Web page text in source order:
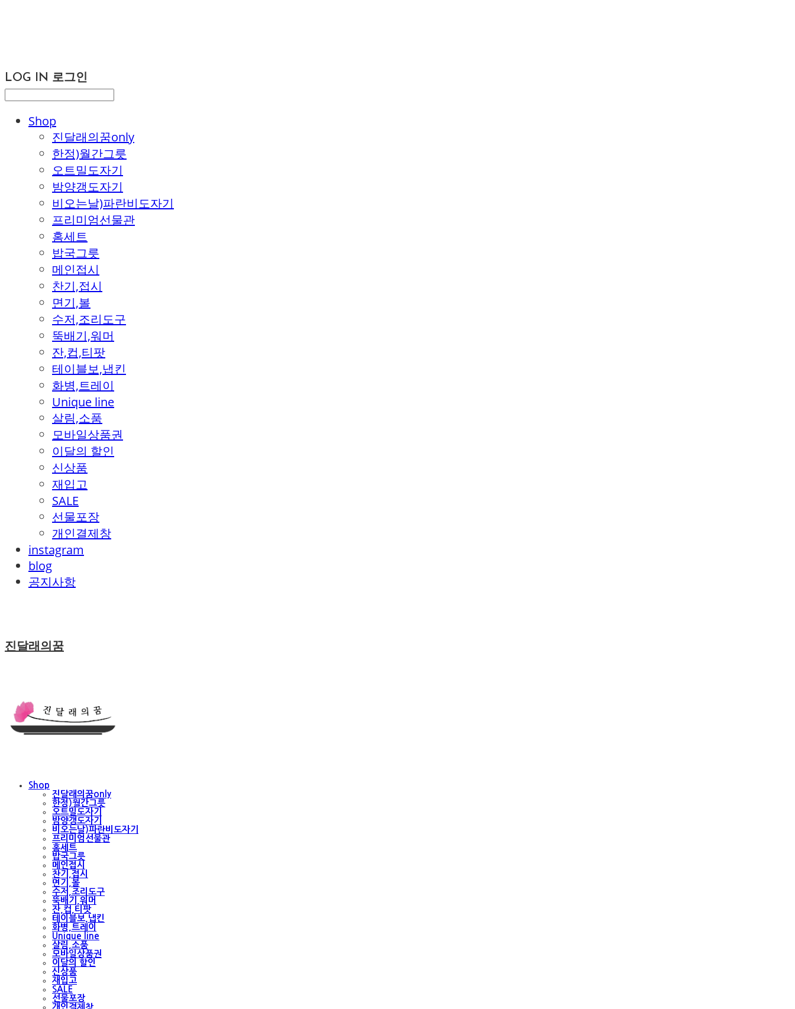
LOG IN 로그인
Shop
진달래의꿈only
한정)월간그릇
오트밀도자기
밤양갱도자기
비오는날)파란비도자기
프리미엄선물관
홈세트
밥국그릇
메인접시
찬기,접시
면기,볼
수저,조리도구
뚝배기,워머
잔,컵,티팟
테이블보,냅킨
화병,트레이
Unique line
살림,소품
모바일상품권
이달의 할인
신상품
재입고
SALE
선물포장
개인결제창
instagram
blog
공지사항
진달래의꿈
Shop
진달래의꿈only
한정)월간그릇
오트밀도자기
밤양갱도자기
비오는날)파란비도자기
프리미엄선물관
홈세트
밥국그릇
메인접시
찬기,접시
면기,볼
수저,조리도구
뚝배기,워머
잔,컵,티팟
테이블보,냅킨
화병,트레이
Unique line
살림,소품
모바일상품권
이달의 할인
신상품
재입고
SALE
선물포장
개인결제창